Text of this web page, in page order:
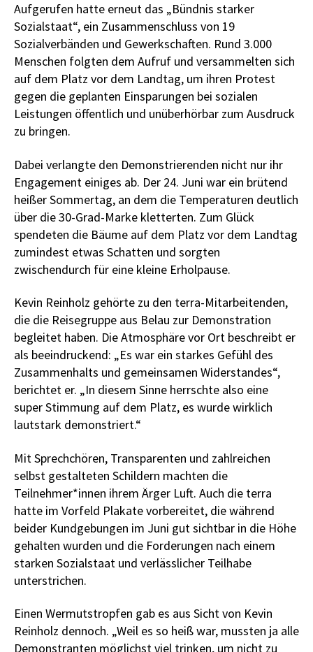
Aufgerufen hatte erneut das „Bündnis starker
Sozialstaat“, ein Zusammenschluss von 19
Sozialverbänden und Gewerkschaften. Rund 3.000
Menschen folgten dem Aufruf und versammelten sich
auf dem Platz vor dem Landtag, um ihren Protest
gegen die geplanten Einsparungen bei sozialen
Leistungen öffentlich und unüberhörbar zum Ausdruck
zu bringen.
Dabei verlangte den Demonstrierenden nicht nur ihr
Engagement einiges ab. Der 24. Juni war ein brütend
heißer Sommertag, an dem die Temperaturen deutlich
über die 30-Grad-Marke kletterten. Zum Glück
spendeten die Bäume auf dem Platz vor dem Landtag
zumindest etwas Schatten und sorgten
zwischendurch für eine kleine Erholpause.
Kevin Reinholz gehörte zu den terra-Mitarbeitenden,
die die Reisegruppe aus Belau zur Demonstration
begleitet haben. Die Atmosphäre vor Ort beschreibt er
als beeindruckend: „Es war ein starkes Gefühl des
Zusammenhalts und gemeinsamen Widerstandes“,
berichtet er. „In diesem Sinne herrschte also eine
super Stimmung auf dem Platz, es wurde wirklich
lautstark demonstriert.“
Mit Sprechchören, Transparenten und zahlreichen
selbst gestalteten Schildern machten die
Teilnehmer*innen ihrem Ärger Luft. Auch die terra
hatte im Vorfeld Plakate vorbereitet, die während
beider Kundgebungen im Juni gut sichtbar in die Höhe
gehalten wurden und die Forderungen nach einem
starken Sozialstaat und verlässlicher Teilhabe
unterstrichen.
Einen Wermutstropfen gab es aus Sicht von Kevin
Reinholz dennoch. „Weil es so heiß war, mussten ja alle
Demonstranten möglichst viel trinken, um nicht zu